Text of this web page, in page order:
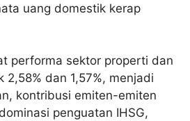
uang domestik kerap
performa sektor properti dan
dan 1,57%, menjadi
kontribusi emiten-emiten
penguatan IHSG,